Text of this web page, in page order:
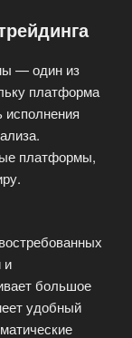
— один из
платформа
исполнения
платформы,
и
большое
удобный